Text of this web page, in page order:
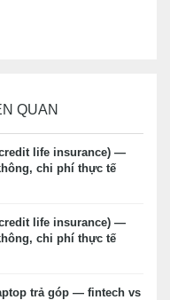
QUAN
life insurance) —
chi phí thực tế
life insurance) —
chi phí thực tế
trả góp — fintech vs